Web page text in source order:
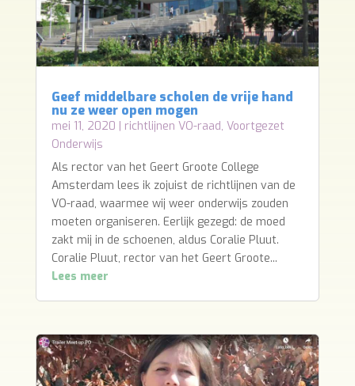
Geef middelbare scholen de vrije hand
nu ze weer open mogen
mei 11, 2020| richtlijnen VO-raad ,Voortgezet
Onderwijs
Als rector van het Geert Groote College
Amsterdam lees ik zojuist de richtlijnen van de
VO-raad, waarmee wij weer onderwijs zouden
moeten organiseren. Eerlijk gezegd: de moed